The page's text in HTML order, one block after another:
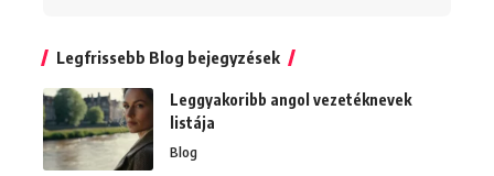
Legfrissebb Blog bejegyzések
Leggyakoribb angol vezetéknevek
listája
Blog